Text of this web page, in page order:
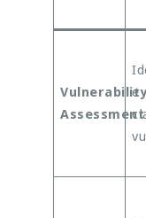
Assessment
e